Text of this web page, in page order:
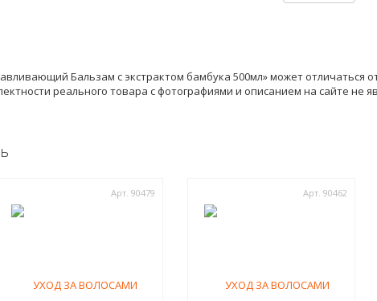
Бальзам с экстрактом бамбука 500мл» может отличаться
реального товара с фотографиями и описанием на сайте не
Арт. 90479 Арт. 90462